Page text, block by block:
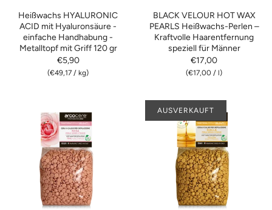
Heißwachs HYALURONIC
ACID mit Hyaluronsäure -
einfache Handhabung -
Metalltopf mit Griff 120 gr
€5,90
(€49,17 / kg)
BLACK VELOUR HOT WAX
PEARLS Heißwachs-Perlen –
Kraftvolle Haarentfernung
speziell für Männer
€17,00
(€17,00 / l)
AUSVERKAUFT